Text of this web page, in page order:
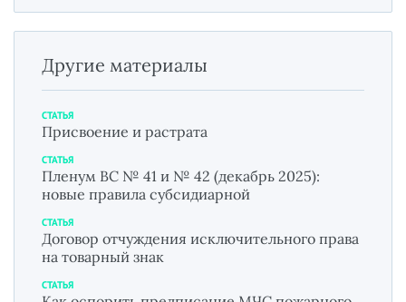
Другие материалы
СТАТЬЯ
Присвоение и растрата
СТАТЬЯ
Пленум ВС № 41 и № 42 (декабрь 2025):
новые правила субсидиарной
СТАТЬЯ
Договор отчуждения исключительного права
на товарный знак
СТАТЬЯ